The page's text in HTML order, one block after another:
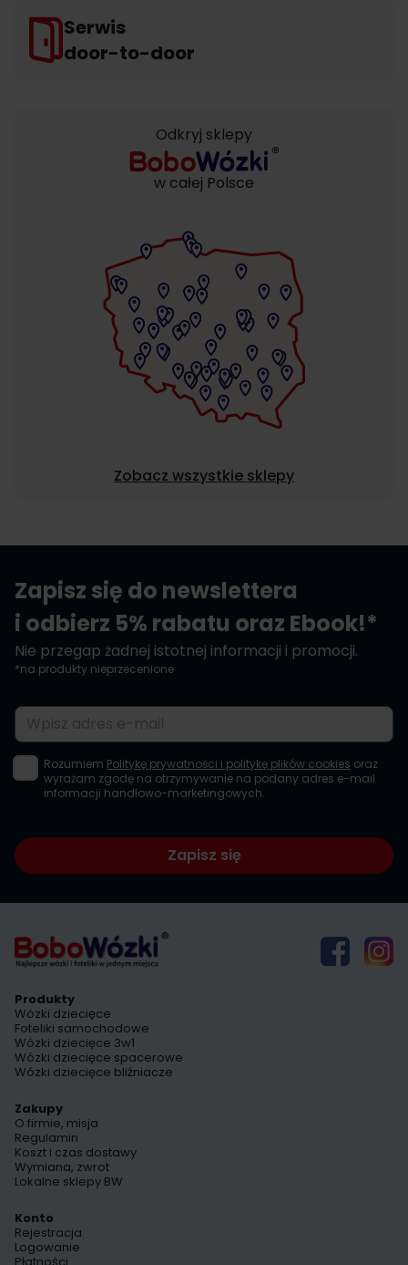
Serwis
door-to-door
Odkryj sklepy
w całej Polsce
Zobacz wszystkie sklepy
Zapisz się do newslettera
i odbierz 5% rabatu oraz Ebook!*
Nie przegap żadnej istotnej informacji i promocji.
*na produkty nieprzecenione
Adres e-mail
Rozumiem Politykę prywatności i politykę plików cookies oraz
wyrażam zgodę na otrzymywanie na podany adres e-mail
informacji handlowo-marketingowych.
Zapisz się
Produkty
Wózki dziecięce
Foteliki samochodowe
Wózki dziecięce 3w1
Wózki dziecięce spacerowe
Wózki dziecięce bliźniacze
Zakupy
O firmie, misja
Regulamin
Koszt i czas dostawy
Wymiana, zwrot
Lokalne sklepy BW
Konto
Rejestracja
Logowanie